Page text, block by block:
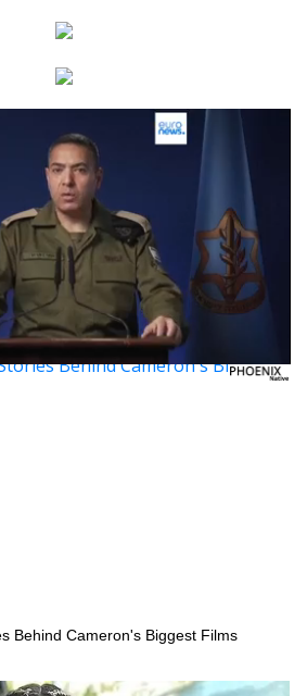
Behind Cameron's Biggest Films